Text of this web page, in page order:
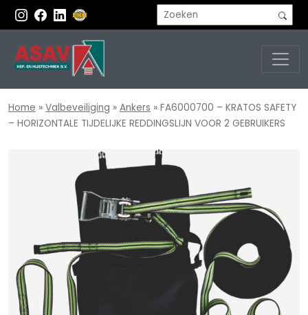
Home » Valbeveiliging » Ankers » FA6000700 – KRATOS SAFETY
– HORIZONTALE TIJDELIJKE REDDINGSLIJN VOOR 2 GEBRUIKERS